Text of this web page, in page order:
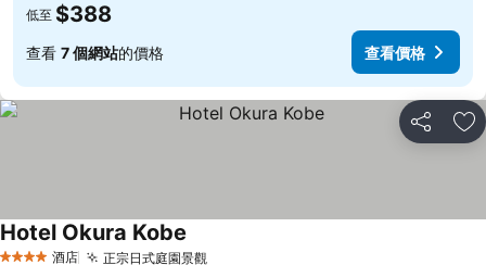
低至 $388
查看 7 個網站的價格 查看價格
分享 放
酒店 正宗日式庭園景觀查看價格
Hotel Okura Kobe